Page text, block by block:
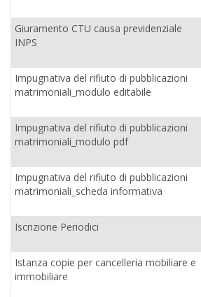
Giuramento CTU causa previdenziale
INPS
Impugnativa del rifiuto di pubblicazioni
matrimoniali_modulo editabile
Impugnativa del rifiuto di pubblicazioni
matrimoniali_modulo pdf
Impugnativa del rifiuto di pubblicazioni
matrimoniali_scheda informativa
Iscrizione Periodici
Istanza copie per cancelleria mobiliare e
immobiliare